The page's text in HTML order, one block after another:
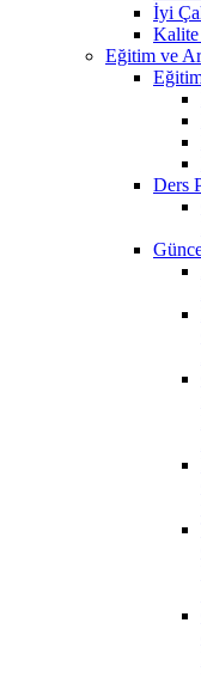
İyi
Eğitim ve
Ders